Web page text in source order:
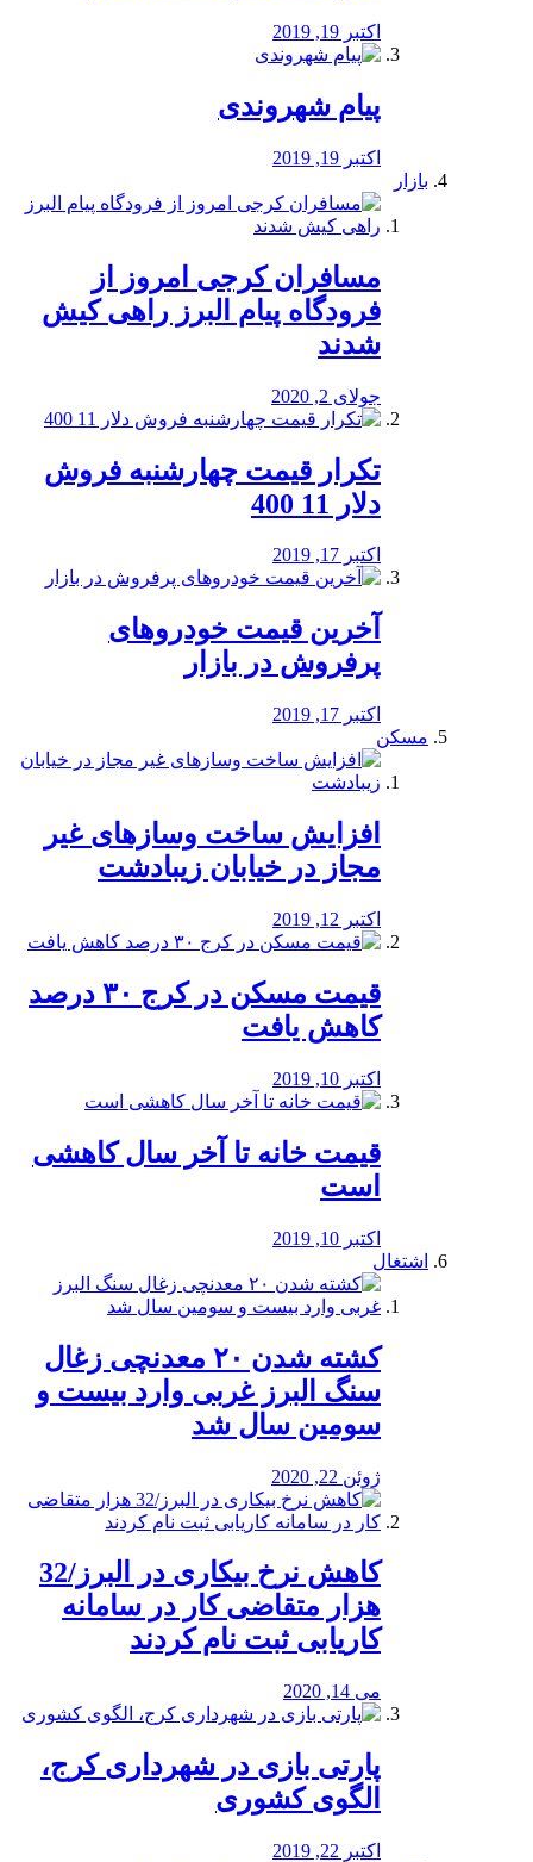
اکتبر 19, 2019
پیام شهروندی
اکتبر 19, 2019
بازار
مسافران کرجی امروز از
فرودگاه پیام البرز راهی کیش
شدند
جولای 2, 2020
تکرار قیمت چهارشنبه فروش
دلار 11 400
اکتبر 17, 2019
آخرین قیمت خودرو‌های
پرفروش در بازار
اکتبر 17, 2019
مسکن
افزایش ساخت وسازهای غیر
مجاز در خیابان زیبادشت
اکتبر 12, 2019
️قیمت مسکن در کرج ۳۰ درصد
کاهش یافت
اکتبر 10, 2019
قیمت خانه تا آخر سال کاهشی
است
اکتبر 10, 2019
اشتغال
کشته شدن ۲۰ معدنچی زغال
سنگ البرز غربی وارد بیست و
سومین سال شد
ژوئن 22, 2020
کاهش نرخ بیکاری در البرز/32
هزار متقاضی کار در سامانه
کاریابی ثبت نام کردند
می 14, 2020
پارتی بازی در شهرداری کرج،
الگوی کشوری
اکتبر 22, 2019